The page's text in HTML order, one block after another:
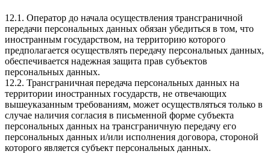
12.1. Оператор до начала осуществления трансграничной
передачи персональных данных обязан убедиться в том, что
иностранным государством, на территорию которого
предполагается осуществлять передачу персональных данных,
обеспечивается надежная защита прав субъектов
персональных данных.
12.2. Трансграничная передача персональных данных на
территории иностранных государств, не отвечающих
вышеуказанным требованиям, может осуществляться только в
случае наличия согласия в письменной форме субъекта
персональных данных на трансграничную передачу его
персональных данных и/или исполнения договора, стороной
которого является субъект персональных данных.